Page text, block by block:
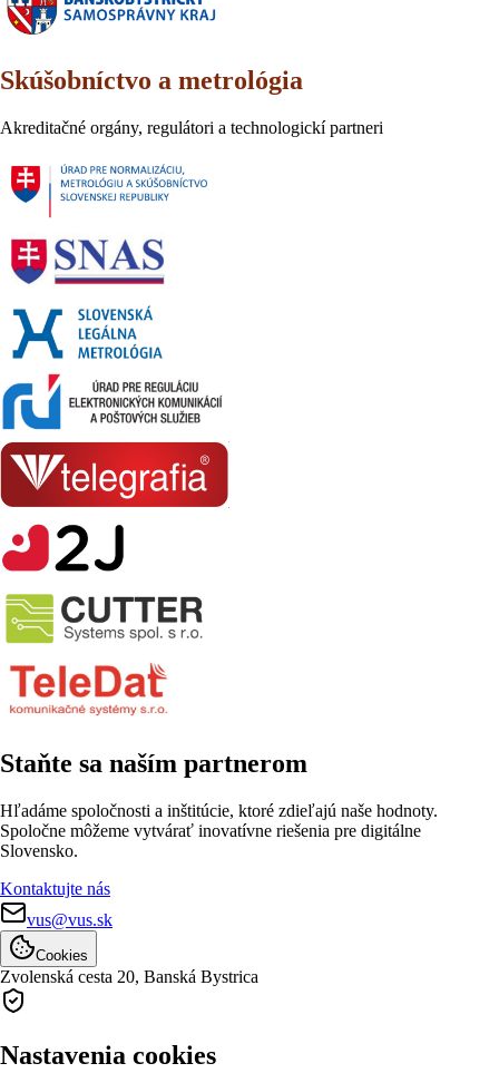
Skúšobníctvo a metrológia
Akreditačné orgány, regulátori a technologickí partneri
Staňte sa naším partnerom
Hľadáme spoločnosti a inštitúcie, ktoré zdieľajú naše hodnoty.
Spoločne môžeme vytvárať inovatívne riešenia pre digitálne
Slovensko.
Kontaktujte nás
vus@vus.sk
Cookies
Zvolenská cesta 20, Banská Bystrica
Nastavenia cookies